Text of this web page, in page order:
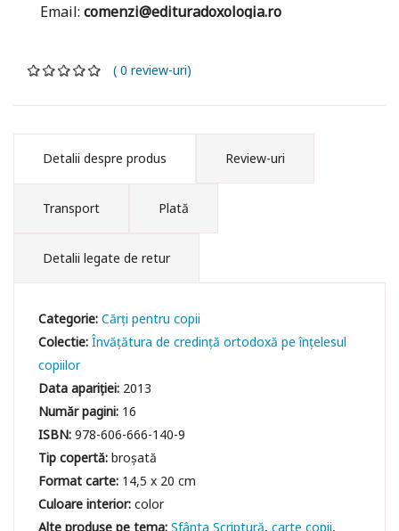
Email: comenzi@edituradoxologia.ro
( 0 review-uri)
Detalii despre produs Review-uri
Transport Plată
Detalii legate de retur
Categorie:Cărți pentru copii
Colectie:Învățătura de credință ortodoxă pe înțelesul
copiilor
Data apariției: 2013
Număr pagini: 16
ISBN:978-606-666-140-9
Tip copertă:broșată
Format carte: 14,5 x 20 cm
Culoare interior:color
Sfânta Scriptură carte copii